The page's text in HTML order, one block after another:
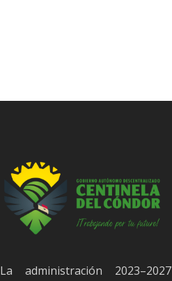
La administración 2023–2027